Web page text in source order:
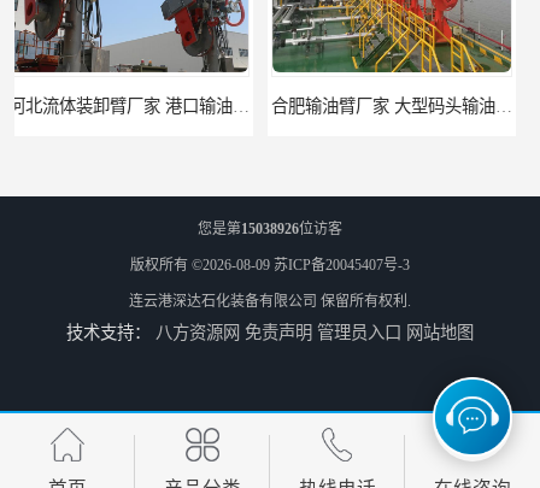
合肥鹤管价格 火车液动潜油泵装卸鹤管 深达装备 深达石化装备有限公司-吉林鹤管栈台
您是第15038926位访客
版权所有 ©2026-08-09 苏ICP备20045407号-3
连云港深达石化装备有限公司 保留所有权利.
技术支持： 八方资源网 免责声明 管理员入口 网站地图